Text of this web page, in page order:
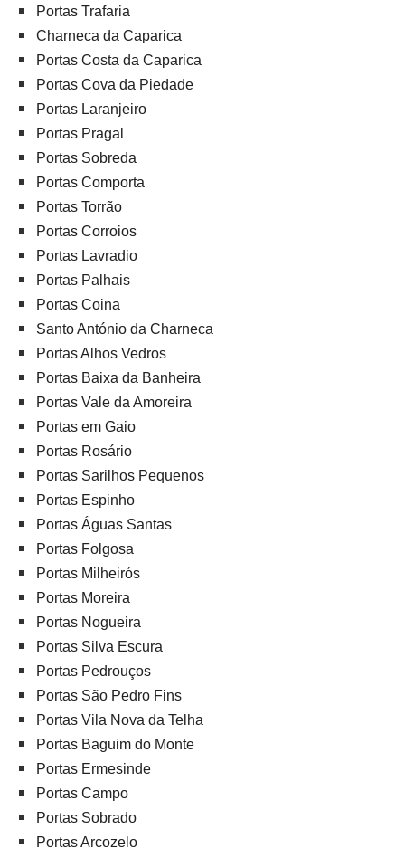
Portas Trafaria
Charneca da Caparica
Portas Costa da Caparica
Portas Cova da Piedade
Portas Laranjeiro
Portas Pragal
Portas Sobreda
Portas Comporta
Portas Torrão
Portas Corroios
Portas Lavradio
Portas Palhais
Portas Coina
Santo António da Charneca
Portas Alhos Vedros
Portas Baixa da Banheira
Portas Vale da Amoreira
Portas em Gaio
Portas Rosário
Portas Sarilhos Pequenos
Portas Espinho
Portas Águas Santas
Portas Folgosa
Portas Milheirós
Portas Moreira
Portas Nogueira
Portas Silva Escura
Portas Pedrouços
Portas São Pedro Fins
Portas Vila Nova da Telha
Portas Baguim do Monte
Portas Ermesinde
Portas Campo
Portas Sobrado
Portas Arcozelo